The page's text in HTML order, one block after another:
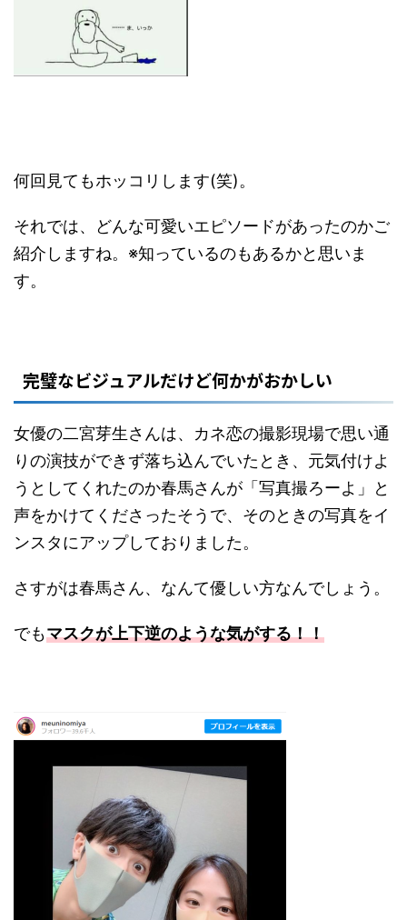
何回見てもホッコリします(笑)。
それでは、どんな可愛いエピソードがあったのかご
紹介しますね。※知っているのもあるかと思いま
す。
完璧なビジュアルだけど何かがおかしい
女優の二宮芽生さんは、カネ恋の撮影現場で思い通
りの演技ができず落ち込んでいたとき、元気付けよ
うとしてくれたのか春馬さんが「写真撮ろーよ」と
声をかけてくださったそうで、そのときの写真をイ
ンスタにアップしておりました。
さすがは春馬さん、なんて優しい方なんでしょう。
でもマスクが上下逆のような気がする！！